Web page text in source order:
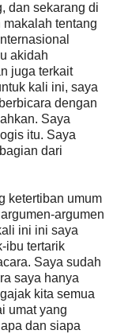
dan sekarang di
tentang
akidah
juga terkait
kali ini, saya
dengan
Saya
itu. Saya
dari
ketertiban umum
argumen
ini ini saya
ibu tertarik
Saya sudah
saya hanya
kita semua
umat yang
dan siapa